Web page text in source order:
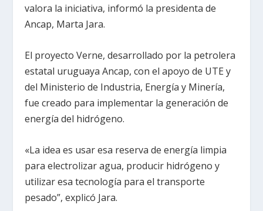
valora la iniciativa, informó la presidenta de
Ancap, Marta Jara.
El proyecto Verne, desarrollado por la petrolera
estatal uruguaya Ancap, con el apoyo de UTE y
del Ministerio de Industria, Energía y Minería,
fue creado para implementar la generación de
energía del hidrógeno.
«La idea es usar esa reserva de energía limpia
para electrolizar agua, producir hidrógeno y
utilizar esa tecnología para el transporte
pesado”, explicó Jara.